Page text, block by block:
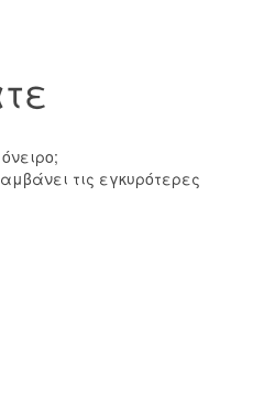
τις εγκυρότερες